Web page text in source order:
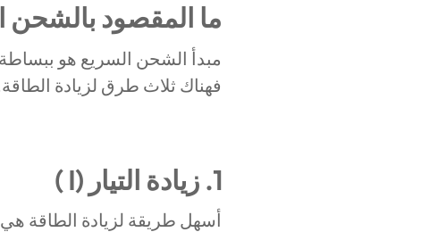
ما المقصود بالشحن
فهناك ثلاث طرق لزيادة
1. زيادة التيار (I )
أسهل طريقة لزيادة الطاقة هي